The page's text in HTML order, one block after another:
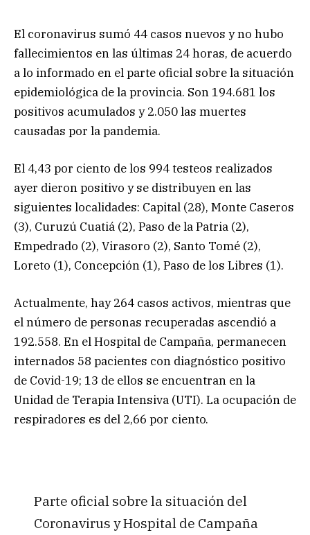
El coronavirus sumó 44 casos nuevos y no hubo
fallecimientos en las últimas 24 horas, de acuerdo
a lo informado en el parte oficial sobre la situación
epidemiológica de la provincia. Son 194.681 los
positivos acumulados y 2.050 las muertes
causadas por la pandemia.
El 4,43 por ciento de los 994 testeos realizados
ayer dieron positivo y se distribuyen en las
siguientes localidades: Capital (28), Monte Caseros
(3), Curuzú Cuatiá (2), Paso de la Patria (2),
Empedrado (2), Virasoro (2), Santo Tomé (2),
Loreto (1), Concepción (1), Paso de los Libres (1).
Actualmente, hay 264 casos activos, mientras que
el número de personas recuperadas ascendió a
192.558. En el Hospital de Campaña, permanecen
internados 58 pacientes con diagnóstico positivo
de Covid-19; 13 de ellos se encuentran en la
Unidad de Terapia Intensiva (UTI). La ocupación de
respiradores es del 2,66 por ciento.
Parte oficial sobre la situación del
Coronavirus y Hospital de Campaña